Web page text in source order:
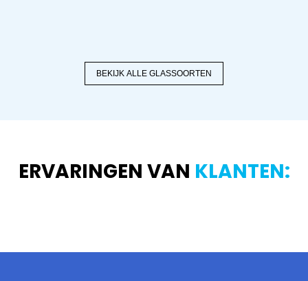
BEKIJK ALLE GLASSOORTEN
ERVARINGEN VAN KLANTEN: